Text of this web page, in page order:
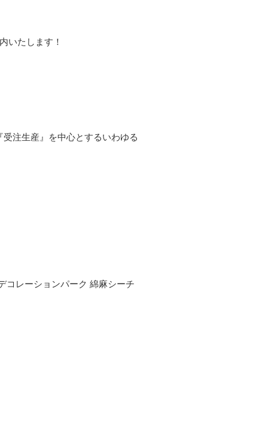
いたします！
注生産』を中心とするいわゆる
コレーションパーク 綿麻シーチ